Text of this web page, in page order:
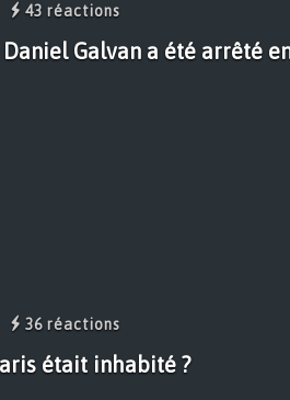
43 réactions
Galvan a été arrêté
36 réactions
était inhabité ?